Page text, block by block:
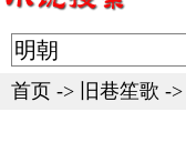
首页 -> 旧巷笙歌 ->